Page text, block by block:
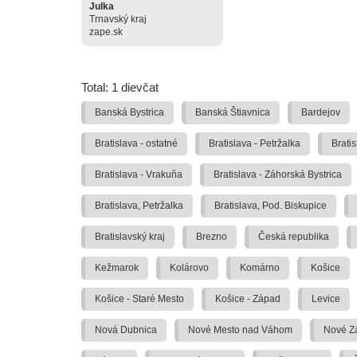
Julka
Trnavský kraj
zape.sk
Total: 1 dievčat
Banská Bystrica Banská Štiavnica Bardejov
Bratislava - ostatné Bratislava - Petržalka
Bratislava - Vrakuňa Bratislava - Záhorská Bystrica
Bratislava, Petržalka Bratislava, Pod. Biskupice
Bratislavský kraj Brezno Česká republika
Kežmarok Kolárovo Komárno Košice
Košice - Staré Mesto Košice - Západ Levice
Nová Dubnica Nové Mesto nad Váhom Nové